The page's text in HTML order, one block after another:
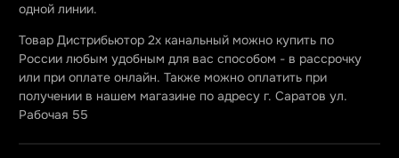
одной линии.
Товар Дистрибьютор 2х канальный можно купить по
России любым удобным для вас способом - в рассрочку
или при оплате онлайн. Также можно оплатить при
получении в нашем магазине по адресу г. Саратов ул.
Рабочая 55